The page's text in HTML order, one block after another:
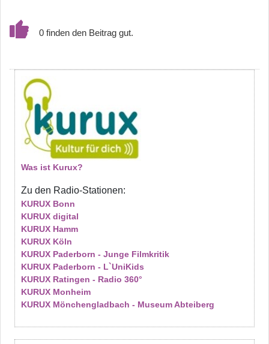
0
Was ist Kurux?
Zu den Radio-Stationen:
KURUX Bonn
KURUX digital
KURUX Hamm
KURUX Köln
KURUX Paderborn - Junge Filmkritik
KURUX Paderborn - L`UniKids
KURUX Ratingen - Radio 360°
KURUX Monheim
KURUX Mönchengladbach - Museum Abteiberg